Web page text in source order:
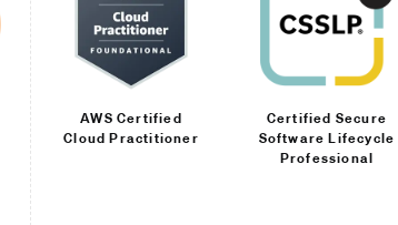
AWS Certified
Cloud Practitioner
Certified Secure
Software Lifecycle
Professional​